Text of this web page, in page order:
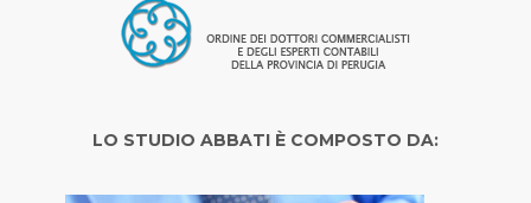
LO STUDIO ABBATI È COMPOSTO DA: